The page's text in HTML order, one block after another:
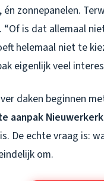
zonnepanelen.
is dat allemaal
helemaal niet te
eigenlijk veel
daken beginnen
aanpak
De echte vraag is:
om.